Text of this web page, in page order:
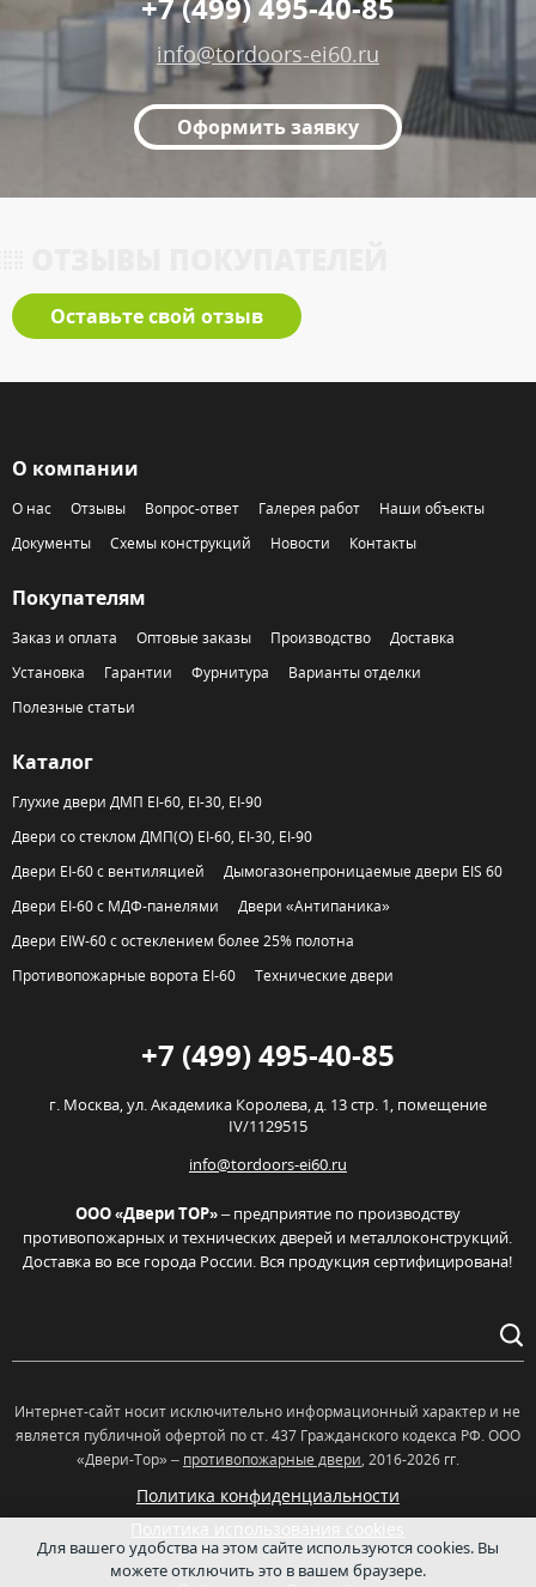
Оформить заявку
+7 (499) 495-40-85
info@tordoors-ei60.ru
Оставьте свой отзыв
О компании
О нас Отзывы Вопрос-ответ Галерея работ
Наши объекты
Документы
Схемы конструкций Новости Контакты
Покупателям
Заказ и оплата Оптовые заказы Производство
Доставка
Установка
Гарантии Фурнитура
Варианты отделки
Полезные статьи
Каталог
Глухие двери ДМП EI-60, EI-30, EI-90
Двери со стеклом ДМП(О) EI-60, EI-30, EI-90
Двери EI-60 с вентиляцией
Дымогазонепроницаемые двери EIS 60
Двери EI-60 с МДФ-панелями
Двери «Антипаника»
Двери EIW-60 с остеклением более 25% полотна
Противопожарные ворота EI-60
Технические двери
+7 (499) 495-40-85
г. Москва,ул. Академика Королева, д. 13 стр. 1, помещение
IV/1129515
info@tordoors-ei60.ru
ООО «Двери ТОР»– предприятие по производству
противопожарных и технических дверей и металлоконструкций.
Доставка во все города России. Вся продукция сертифицирована!
Интернет-сайт носит исключительно информационный характер и не
является публичной офертой по ст. 437 Гражданского кодекса РФ. OOO
«Двери-Тор» – противопожарные двери, 2016-2026 гг.
Политика конфиденциальности
Для вашего удобства на этом сайте используются cookies. Вы
можете отключить это в вашем браузере.